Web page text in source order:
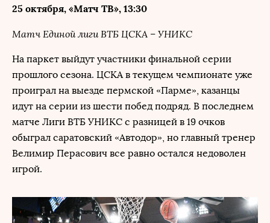
25 октября, «Матч ТВ», 13:30
Матч Единой лиги ВТБ ЦСКА – УНИКС
На паркет выйдут участники финальной серии
прошлого сезона. ЦСКА в текущем чемпионате уже
проиграл на выезде пермской «Парме», казанцы
идут на серии из шести побед подряд. В последнем
матче Лиги ВТБ УНИКС с разницей в 19 очков
обыграл саратовский «Автодор», но главный тренер
Велимир Перасович все равно остался недоволен
игрой.